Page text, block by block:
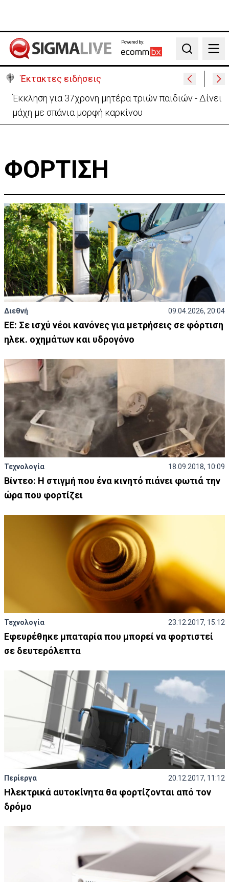
Powered by:
Search
Έκτακτες ειδήσεις
Έκκληση για 37χρονη μητέρα τριών παιδιών - Δίνει
μάχη με σπάνια μορφή καρκίνου
ΦΟΡΤΙΣΗ
Διεθνή 09.04.2026, 20:04
ΕΕ: Σε ισχύ νέοι κανόνες για μετρήσεις σε φόρτιση
ηλεκ. οχημάτων και υδρογόνο
Τεχνολογία 18.09.2018, 10:09
Βίντεο: Η στιγμή που ένα κινητό πιάνει φωτιά την
ώρα που φορτίζει
Τεχνολογία 23.12.2017, 15:12
Εφευρέθηκε μπαταρία που μπορεί να φορτιστεί
σε δευτερόλεπτα
Περίεργα 20.12.2017, 11:12
Ηλεκτρικά αυτοκίνητα θα φορτίζονται από τον
δρόμο